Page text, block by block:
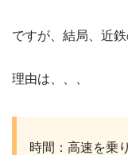
ですが、結局、近
理由は、、、
時間：高速を乗